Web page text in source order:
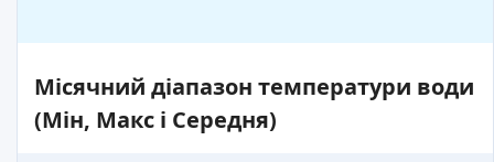
Місячний діапазон температури води
(Мін, Макс і Середня)